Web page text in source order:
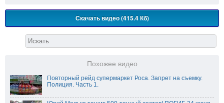
Скачать видео (415.4 Кб)
Похожее видео
Повторный рейд супермаркет Роса. Запрет на съемку.
Полиция. Часть 1.